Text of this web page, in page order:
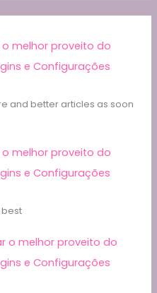
melhor proveito do
e Configurações
and better articles as soon
melhor proveito do
e Configurações
best
o melhor proveito do
e Configurações